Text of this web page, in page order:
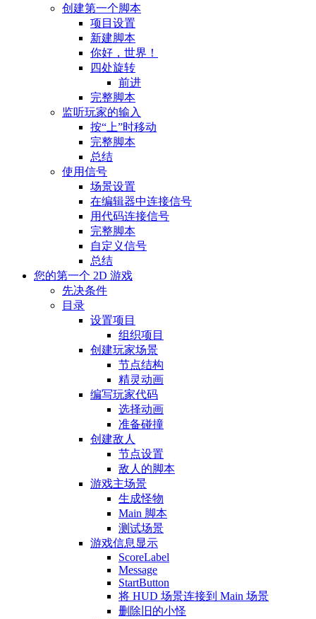
创建第一个脚本
项目设置
新建脚本
你好，世界！
四处旋转
前进
完整脚本
监听玩家的输入
按“上”时移动
完整脚本
总结
使用信号
场景设置
在编辑器中连接信号
用代码连接信号
完整脚本
自定义信号
总结
您的第一个 2D 游戏
先决条件
目录
设置项目
组织项目
创建玩家场景
节点结构
精灵动画
编写玩家代码
选择动画
准备碰撞
创建敌人
节点设置
敌人的脚本
游戏主场景
生成怪物
Main 脚本
测试场景
游戏信息显示
ScoreLabel
Message
StartButton
将 HUD 场景连接到 Main 场景
删除旧的小怪